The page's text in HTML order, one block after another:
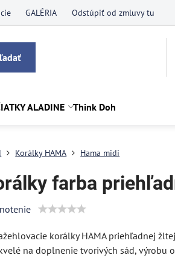
GALÉRIA Odstúpiť od zmluvy tu
ALADINE Think Doh
Korálky HAMA Hama midi
farba
korálky HAMA priehľadnej
na doplnenie tvorivých sád, výrobu